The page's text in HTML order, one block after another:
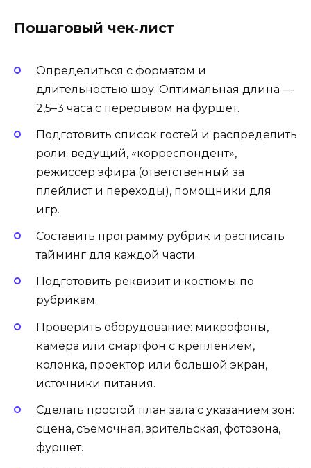
Пошаговый чек‑лист
Определиться с форматом и
длительностью шоу. Оптимальная длина —
2,5–3 часа с перерывом на фуршет.
Подготовить список гостей и распределить
роли: ведущий, «корреспондент»,
режиссёр эфира (ответственный за
плейлист и переходы), помощники для
игр.
Составить программу рубрик и расписать
тайминг для каждой части.
Подготовить реквизит и костюмы по
рубрикам.
Проверить оборудование: микрофоны,
камера или смартфон с креплением,
колонка, проектор или большой экран,
источники питания.
Сделать простой план зала с указанием зон:
сцена, съемочная, зрительская, фотозона,
фуршет.